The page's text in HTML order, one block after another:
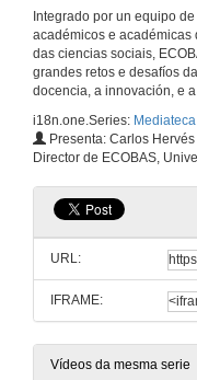
Integrado por un equipo
académicos e
das ciencias sociais,
grandes retos e desafíos
docencia, a innovación, e
i18n.one.Series:
Presenta: Carlos
Director de ECOBAS,
URL:
IFRAME:
Vídeos da mesma serie